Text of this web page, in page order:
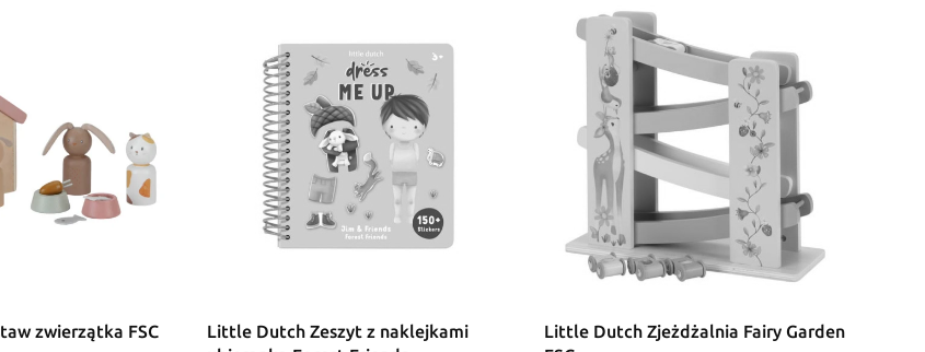
zwierzątka FSC
Little Dutch Zeszyt z naklejkami
Little Dutch Zjeżdżalnia Fairy Garden